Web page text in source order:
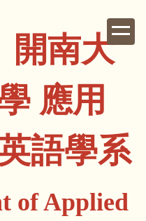
開南大
應用
語學系
Applied